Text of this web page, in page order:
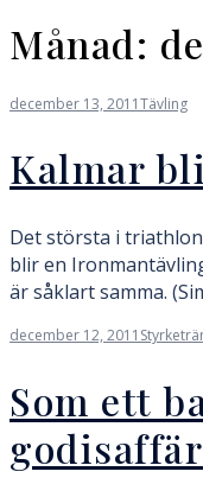
Månad:
december 13, 2011Tävling
Kalmar
Det största i
blir en
är såklart samma.
december 12, 2011
Som ett
godisaffär